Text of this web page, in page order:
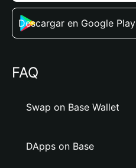
Descargar en Google Play
FAQ
Swap on Base Wallet
DApps on Base